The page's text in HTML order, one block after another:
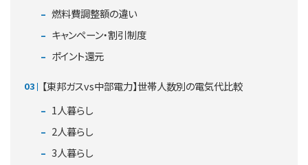
燃料費調整額の違い
キャンペーン・割引制度
ポイント還元
【東邦ガスvs中部電力】世帯人数別の電気代比較
1人暮らし
2人暮らし
3人暮らし